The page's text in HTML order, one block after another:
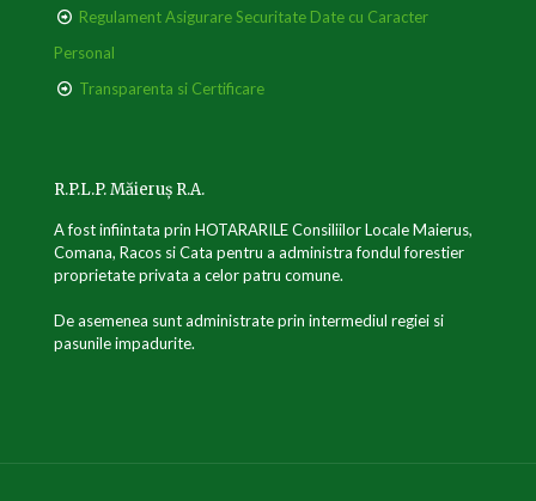
Regulament Asigurare Securitate Date cu Caracter
Personal
Transparenta si Certificare
R.P.L.P. Măieruș R.A.
A fost infiintata prin HOTARARILE Consiliilor Locale Maierus,
Comana, Racos si Cata pentru a administra fondul forestier
proprietate privata a celor patru comune.
De asemenea sunt administrate prin intermediul regiei si
pasunile impadurite.